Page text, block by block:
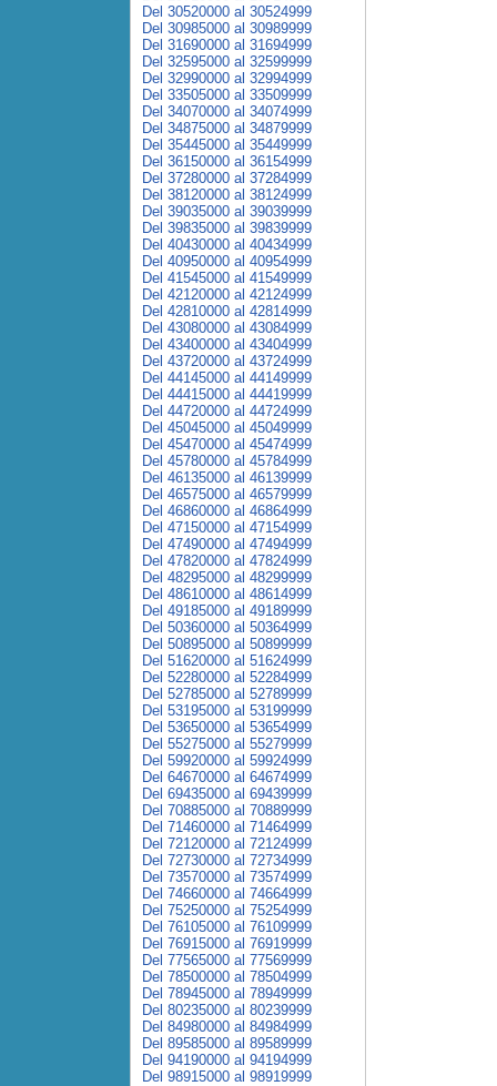
Del 30520000 al 30524999
Del 30985000 al 30989999
Del 31690000 al 31694999
Del 32595000 al 32599999
Del 32990000 al 32994999
Del 33505000 al 33509999
Del 34070000 al 34074999
Del 34875000 al 34879999
Del 35445000 al 35449999
Del 36150000 al 36154999
Del 37280000 al 37284999
Del 38120000 al 38124999
Del 39035000 al 39039999
Del 39835000 al 39839999
Del 40430000 al 40434999
Del 40950000 al 40954999
Del 41545000 al 41549999
Del 42120000 al 42124999
Del 42810000 al 42814999
Del 43080000 al 43084999
Del 43400000 al 43404999
Del 43720000 al 43724999
Del 44145000 al 44149999
Del 44415000 al 44419999
Del 44720000 al 44724999
Del 45045000 al 45049999
Del 45470000 al 45474999
Del 45780000 al 45784999
Del 46135000 al 46139999
Del 46575000 al 46579999
Del 46860000 al 46864999
Del 47150000 al 47154999
Del 47490000 al 47494999
Del 47820000 al 47824999
Del 48295000 al 48299999
Del 48610000 al 48614999
Del 49185000 al 49189999
Del 50360000 al 50364999
Del 50895000 al 50899999
Del 51620000 al 51624999
Del 52280000 al 52284999
Del 52785000 al 52789999
Del 53195000 al 53199999
Del 53650000 al 53654999
Del 55275000 al 55279999
Del 59920000 al 59924999
Del 64670000 al 64674999
Del 69435000 al 69439999
Del 70885000 al 70889999
Del 71460000 al 71464999
Del 72120000 al 72124999
Del 72730000 al 72734999
Del 73570000 al 73574999
Del 74660000 al 74664999
Del 75250000 al 75254999
Del 76105000 al 76109999
Del 76915000 al 76919999
Del 77565000 al 77569999
Del 78500000 al 78504999
Del 78945000 al 78949999
Del 80235000 al 80239999
Del 84980000 al 84984999
Del 89585000 al 89589999
Del 94190000 al 94194999
Del 98915000 al 98919999